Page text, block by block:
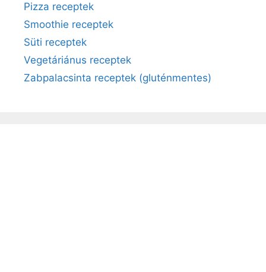
Pizza receptek
Smoothie receptek
Süti receptek
Vegetáriánus receptek
Zabpalacsinta receptek (gluténmentes)